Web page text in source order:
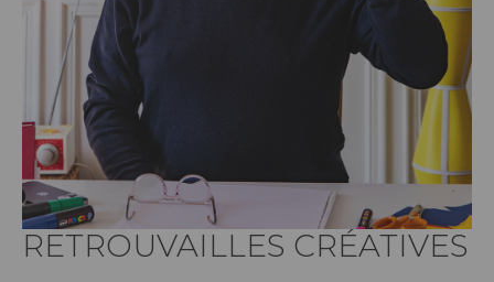
RETROUVAILLES CRÉATIVES